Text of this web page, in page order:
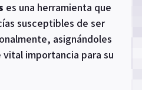
es una herramienta que
susceptibles de ser
asignándoles
vital importancia para su